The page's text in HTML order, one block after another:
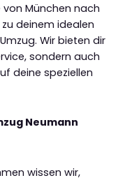
von München nach
deinem idealen
Wir bieten dir
sondern auch
deine speziellen
Neumann
wissen wir,